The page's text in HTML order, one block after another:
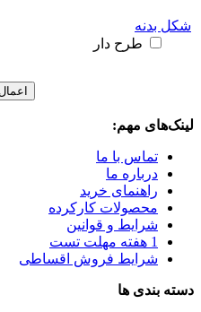
شکل بدنه
طرح دار
اعمال
لینک‌های مهم:
تماس با ما
درباره ما
راهنمای خرید
محصولات کارکرده
شرایط و قوانین
1 هفته مهلت تست
شرایط فروش اقساطی
دسته بندی ها